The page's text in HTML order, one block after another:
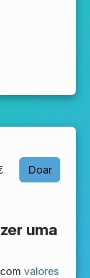
uma
valores